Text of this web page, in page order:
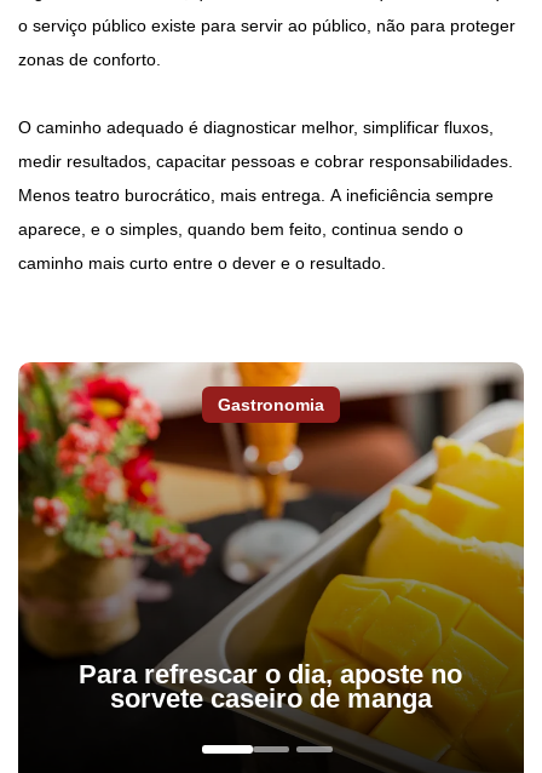
o serviço público existe para servir ao público, não para proteger
zonas de conforto.
O caminho adequado é diagnosticar melhor, simplificar fluxos,
medir resultados, capacitar pessoas e cobrar responsabilidades.
Menos teatro burocrático, mais entrega. A ineficiência sempre
aparece, e o simples, quando bem feito, continua sendo o
caminho mais curto entre o dever e o resultado.
Gastronomia
Para refrescar o dia, aposte no
sorvete caseiro de manga